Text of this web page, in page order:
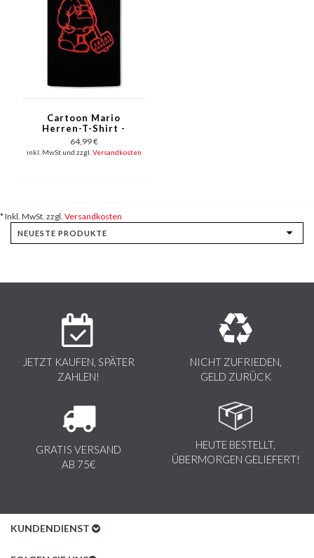
Cartoon Mario
Herren-T-Shirt -
Schwarz
64,99 €
inkl. MwSt und zzgl. Versandkosten
* Inkl. MwSt. zzgl. Versandkosten
JETZT KAUFEN, SPÄTER
ZAHLEN!
NICHT ZUFRIEDEN,
GELD ZURÜCK
GRATIS VERSAND
AB 75€
HEUTE BESTELLT,
ÜBERMORGEN GELIEFERT!
KUNDENDIENST
Kundenservice